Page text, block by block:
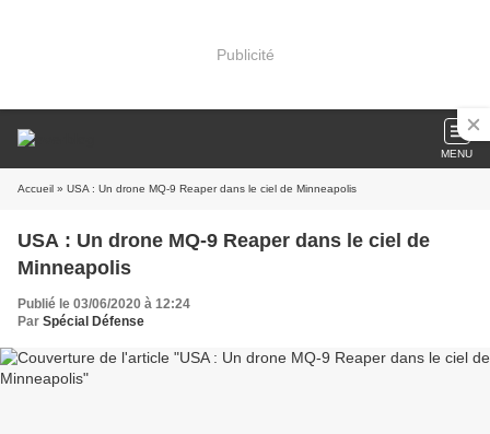
Publicité
MENU
Accueil » USA : Un drone MQ-9 Reaper dans le ciel de Minneapolis
USA : Un drone MQ-9 Reaper dans le ciel de
Minneapolis
Publié le 03/06/2020 à 12:24
Par Spécial Défense